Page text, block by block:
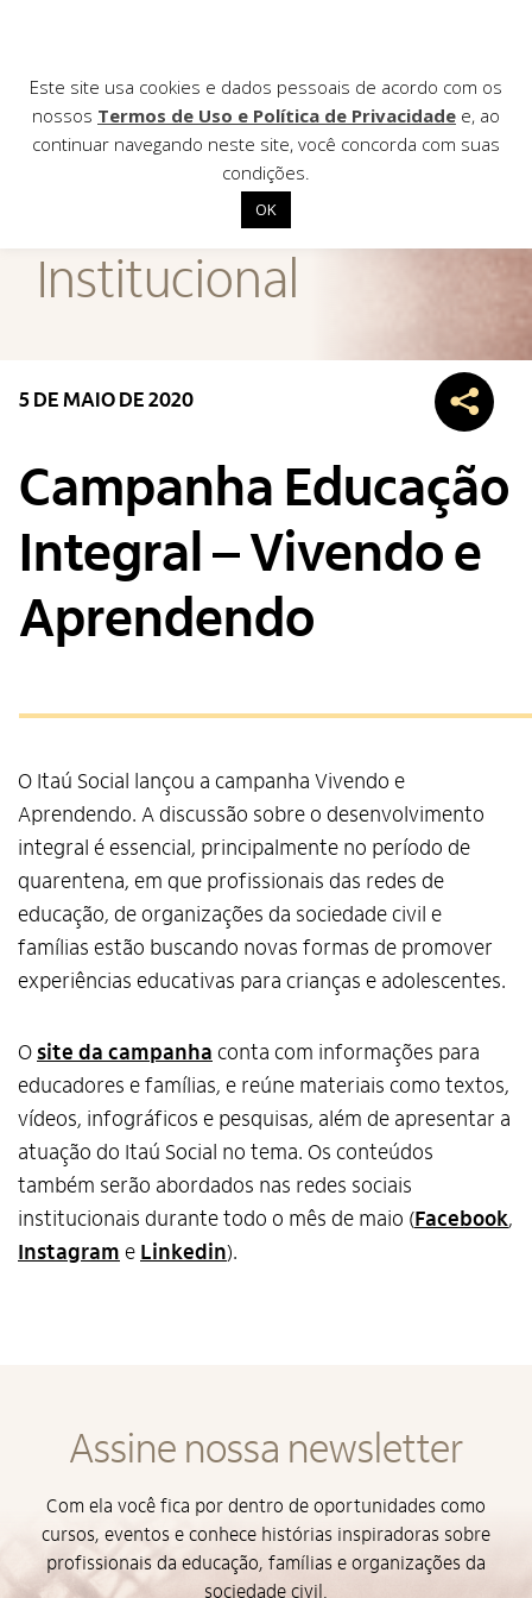
Institucional
Contato
Institucional
5 DE MAIO DE 2020
Campanha Educação
Integral – Vivendo e
Aprendendo
O Itaú Social lançou a campanha Vivendo e
Aprendendo. A discussão sobre o desenvolvimento
integral é essencial, principalmente no período de
quarentena, em que profissionais das redes de
educação, de organizações da sociedade civil e
famílias estão buscando novas formas de promover
experiências educativas para crianças e adolescentes.
O site da campanha conta com informações para
educadores e famílias, e reúne materiais como textos,
vídeos, infográficos e pesquisas, além de apresentar a
atuação do Itaú Social no tema. Os conteúdos
também serão abordados nas redes sociais
institucionais durante todo o mês de maio (Facebook,
Instagram e Linkedin).
Assine nossa newsletter
Com ela você fica por dentro de oportunidades como
cursos, eventos e conhece histórias inspiradoras sobre
profissionais da educação, famílias e organizações da
sociedade civil.
Este site usa cookies e dados pessoais de acordo com os
nossos Termos de Uso e Política de Privacidade e, ao
continuar navegando neste site, você concorda com suas
condições.
OK